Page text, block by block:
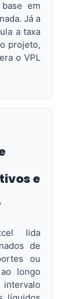
em
Já a
a taxa
projeto,
o VPL
e
lida
de
ou
longo